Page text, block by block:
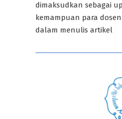
dimaksudkan sebagai
kemampuan para
dalam menulis artikel